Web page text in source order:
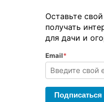
Оставьте
получать
для дачи и
Email*
Подписаться